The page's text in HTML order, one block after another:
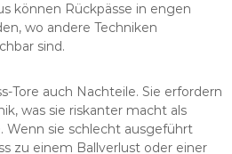
können Rückpässe in engen
wo andere Techniken
sind.
Tore auch Nachteile. Sie erfordern
was sie riskanter macht als
Wenn sie schlecht ausgeführt
zu einem Ballverlust oder einer